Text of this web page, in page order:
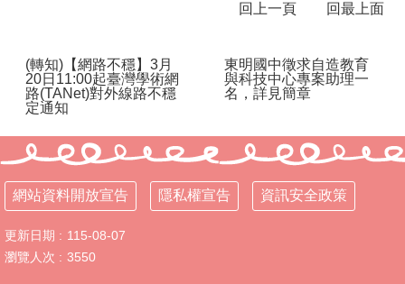
度
學
生
總
量
管
辦
法
115
年
回上一頁 回最上面
(轉知)【網路不穩】3月
20日11:00起臺灣學術網
路(TANet)對外線路不穩
定通知
東明國中徵求自造教育
與科技中心專案助理一
名，詳見簡章
網站資料開放宣告 隱私權宣告 資訊安全政策
更新日期
115-08-07
瀏覽人次
3550